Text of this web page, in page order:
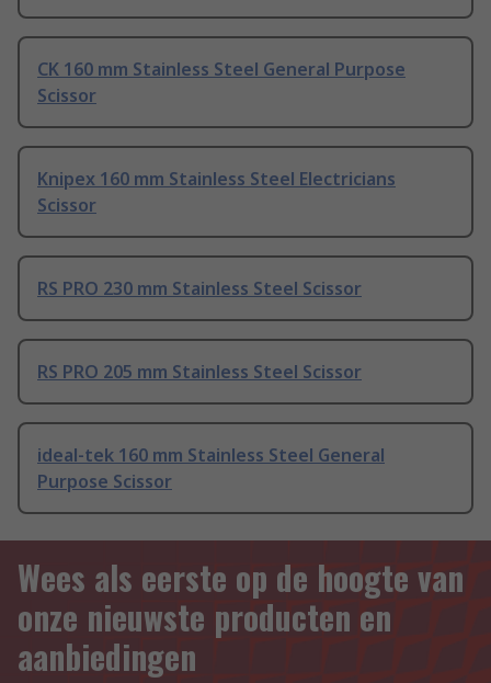
CK 160 mm Stainless Steel General Purpose
Scissor
Knipex 160 mm Stainless Steel Electricians
Scissor
RS PRO 230 mm Stainless Steel Scissor
RS PRO 205 mm Stainless Steel Scissor
ideal-tek 160 mm Stainless Steel General
Purpose Scissor
Wees als eerste op de hoogte van
onze nieuwste producten en
aanbiedingen